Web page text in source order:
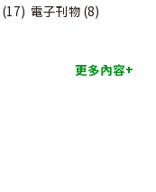
(17) 電子刊物 (8)
更多內容+